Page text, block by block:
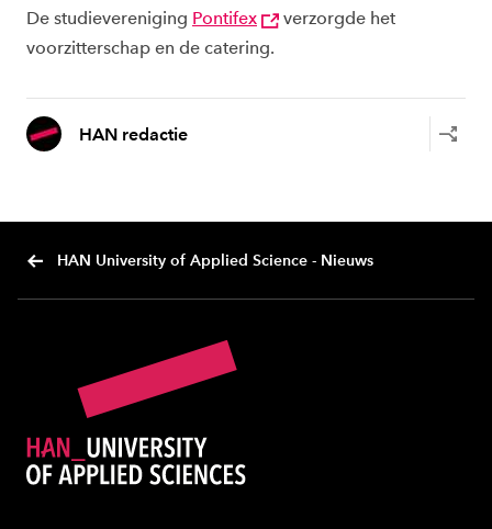
De studievereniging Pontifex
verzorgde het
voorzitterschap en de catering.
HAN redactie
HAN University of Applied Science - Nieuws